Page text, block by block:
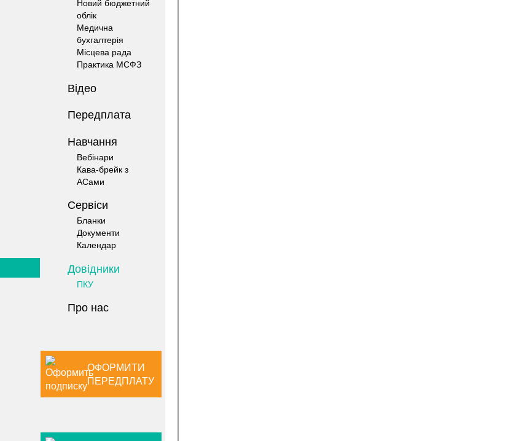
Новий бюджетний
облік
Медична
бухгалтерія
Місцева рада
Практика МСФЗ
Відео
Передплата
Навчання
Вебінари
Кава-брейк з
АСами
Сервіси
Бланки
Документи
Календар
Довiдники
ПКУ
Про нас
ОФОРМИТИ
ПЕРЕДПЛАТУ